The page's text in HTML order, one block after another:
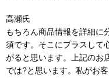
高瀬氏
もちろん商品情報を詳細に
須です。そこにプラスして
がると思います。上記のお
では?と思います。私がお